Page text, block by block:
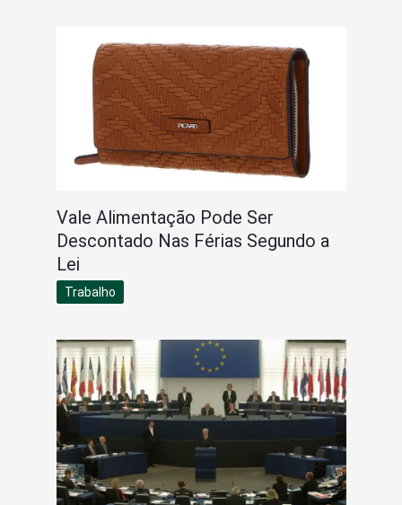
Vale Alimentação Pode Ser
Descontado Nas Férias Segundo a
Lei
Trabalho